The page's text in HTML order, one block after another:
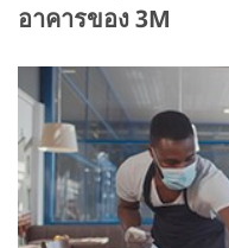
อาคารของ 3M